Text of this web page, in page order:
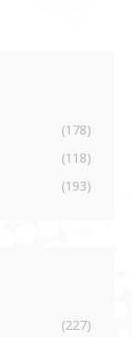
(178)
(118)
(193)
(227)